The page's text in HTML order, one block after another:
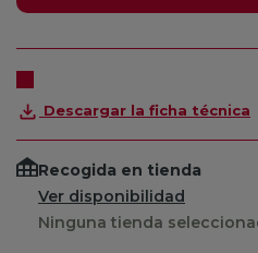
Descargar la ficha técnica
Recogida en tienda
Ver disponibilidad
Ninguna tienda